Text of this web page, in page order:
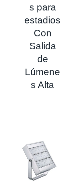
s para
estadios
Con
Salida
de
Lúmene
s Alta